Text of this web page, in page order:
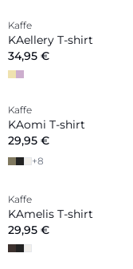
Nouveautés
Kaffe
KAellery T-shirt
34,95 €
Nouveautés
Kaffe
KAomi T-shirt
29,95 €
+8
Nouveautés
Kaffe
KAmelis T-shirt
29,95 €
-20%